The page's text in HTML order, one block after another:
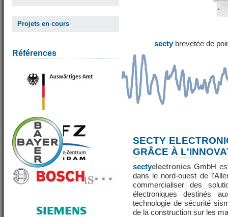
Projets en cours
Références
secty brevetée de
SECTY
GRÂCE À
sectyelectronics GmbH
dans le nord-ouest de
commercialiser des
électroniques destinés
technologie de sécurité
de la construction sur les